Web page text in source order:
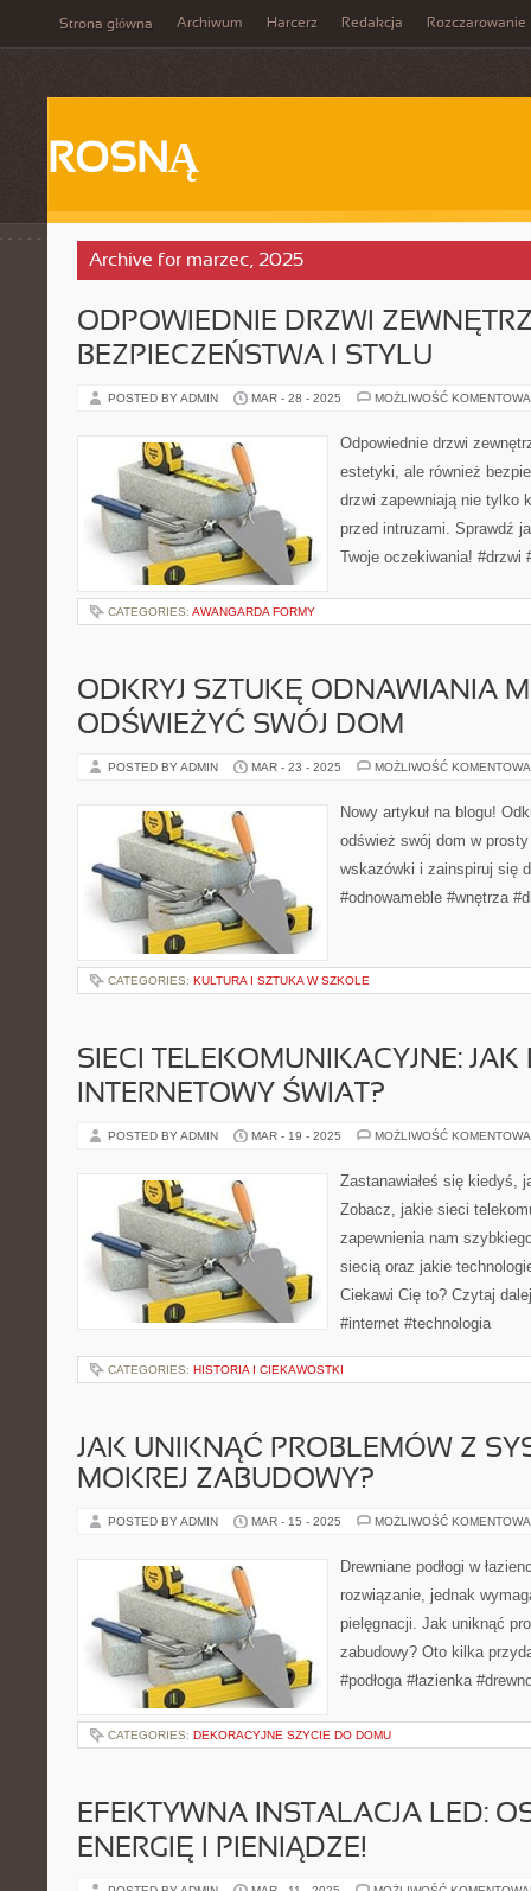
Strona główna Archiwum Harcerz Redakcja Rozczarowanie
ROSNĄ
Archive for marzec, 2025
ODPOWIEDNIE DRZWI
BEZPIECZEŃSTWA I STYLU
POSTED BY ADMIN MAR - 28 - 2025 MOŻLIWOŚĆ
Odpowiednie drzwi
estetyki, ale również
drzwi zapewniają nie tylko
przed intruzami. Sprawdź
Twoje oczekiwania! #drzwi
CATEGORIES: AWANGARDA FORMY
ODKRYJ SZTUKĘ ODNAWIANIA
ODŚWIEŻYĆ SWÓJ DOM
POSTED BY ADMIN MAR - 23 - 2025 MOŻLIWOŚĆ
Nowy artykuł na blogu!
odśwież swój dom w
wskazówki i zainspiruj się
#odnowameble #wnętrza
CATEGORIES: KULTURA I SZTUKA W SZKOLE
SIECI TELEKOMUNIKACYJNE:
INTERNETOWY ŚWIAT?
POSTED BY ADMIN MAR - 19 - 2025 MOŻLIWOŚĆ
Zastanawiałeś się kiedyś,
Zobacz, jakie sieci
zapewnienia nam
siecią oraz jakie
Ciekawi Cię to? Czytaj
#internet #technologia
CATEGORIES: HISTORIA I CIEKAWOSTKI
JAK UNIKNĄĆ PROBLEMÓW Z
MOKREJ ZABUDOWY?
POSTED BY ADMIN MAR - 15 - 2025 MOŻLIWOŚĆ
Drewniane podłogi w
rozwiązanie, jednak
pielęgnacji. Jak uniknąć
zabudowy? Oto kilka
#podłoga #łazienka
CATEGORIES: DEKORACYJNE SZYCIE DO DOMU
EFEKTYWNA INSTALACJA LED:
ENERGIĘ I PIENIĄDZE!